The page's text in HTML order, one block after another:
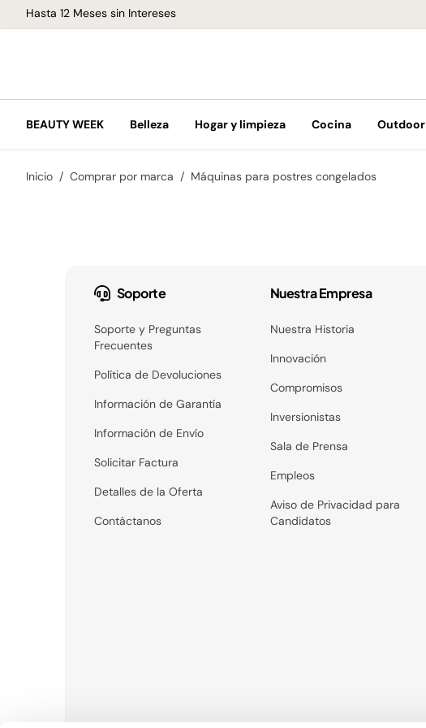
Hasta 12 Meses sin Intereses
BEAUTY WEEK Belleza Hogar y limpieza Cocina Outdoor
Inicio Comprar por marca Máquinas para postres congelados
Soporte
Soporte y Preguntas
Frecuentes
Política de Devoluciones
Información de Garantía
Información de Envío
Solicitar Factura
Detalles de la Oferta
Contáctanos
Nuestra Empresa
Nuestra Historia
Innovación
Compromisos
Inversionistas
Sala de Prensa
Empleos
Aviso de Privacidad para
Candidatos